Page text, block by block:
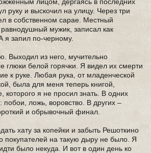
руку и выскочил на улицу. Через три
в собственном сарае. Местный
равнодушный мужик, записал как
я запил по-черному.
Выходил из него, мучительно
глюки белой горячки. Я видел их смерти
к руке. Любая рука, от младенческой
была для меня теперь книгой,
которого я не просил знать. В одних
побои, ложь, воровство. В других –
и обрывочный финал.
хату за копейки и забыть Решоткино
покупателей на такую дыру не было. Я
было некуда. И вот в один день ко